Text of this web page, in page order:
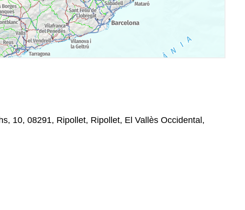
10, 08291, Ripollet, Ripollet, El Vallès Occidental,